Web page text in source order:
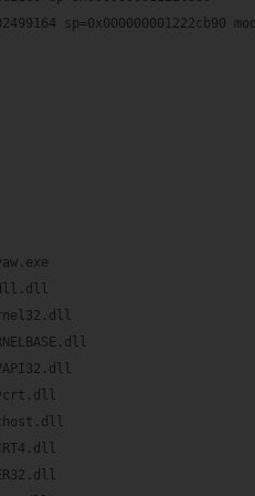
sp=0x000000001222cb90